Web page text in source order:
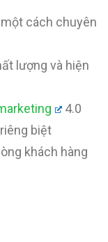
cách chuyên
lượng và hiện
4.0
biệt
khách hàng